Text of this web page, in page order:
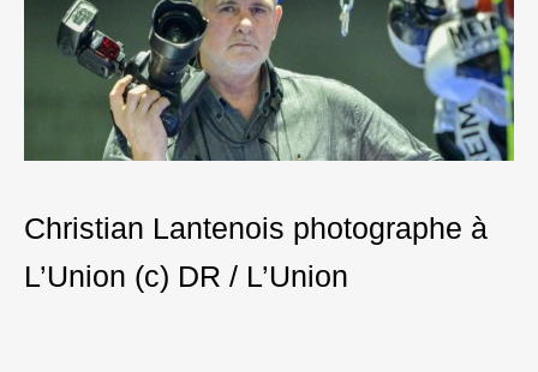
Christian Lantenois photographe à
L’Union (c) DR / L’Union